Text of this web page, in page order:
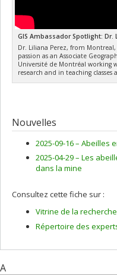
GIS Ambassador Spotlight: Dr.
Dr. Liliana Perez, from
passion as an Associate
Université de Montréal working
research and in teaching classes
Nouvelles
2025-09-16 – Abeilles
2025-04-29 – Les
dans la mine
Consultez cette fiche sur :
Vitrine de la recherche
Répertoire des
A